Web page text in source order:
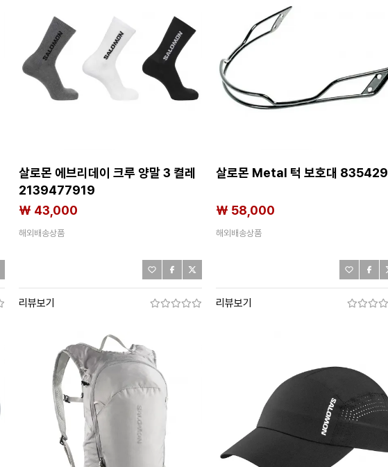
살로몬 에브리데이 크루 양말 3 켤레
2139477919
₩ 43,000
해외배송상품
리뷰보기
살로몬 Metal 턱 보호대 835429
₩ 58,000
해외배송상품
리뷰보기